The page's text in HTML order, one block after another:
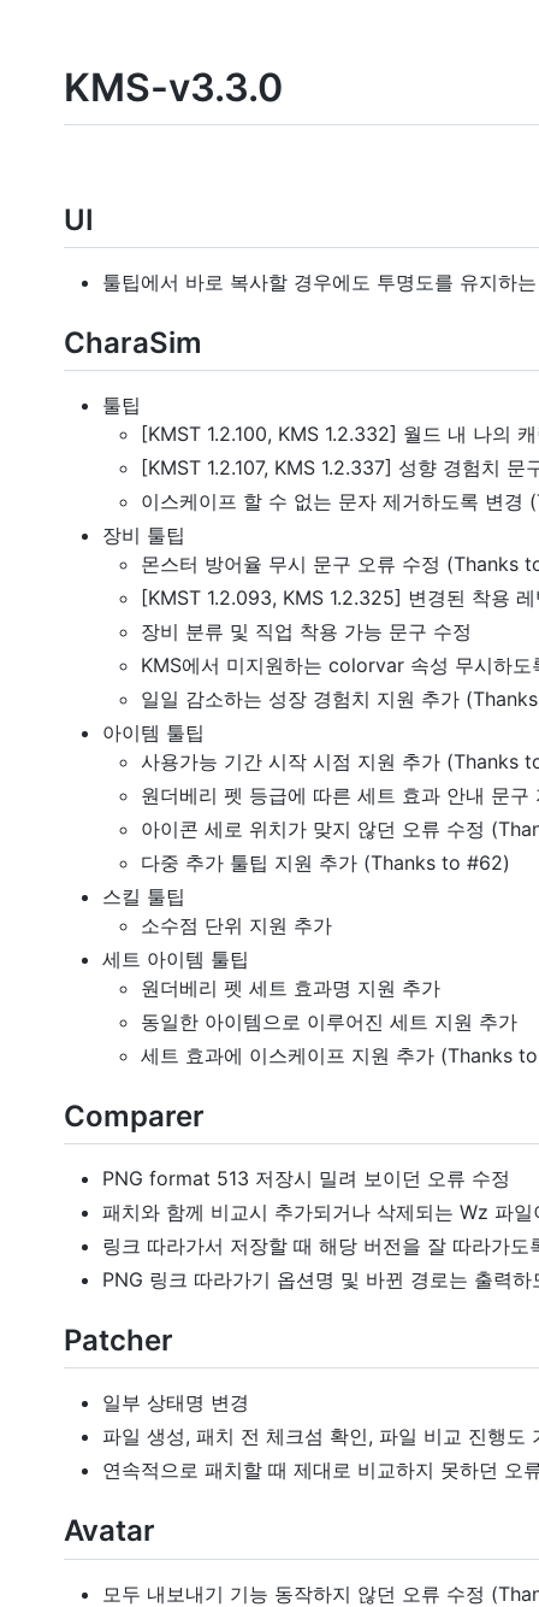
KMS-v3.3.0
UI
툴팁에서 바로 복사할 경우에도 투명도를 유지하
CharaSim
툴팁
[KMST 1.2.100, KMS 1.2.332] 월드 내 나의
[KMST 1.2.107, KMS 1.2.337] 성향 경험치 문
이스케이프 할 수 없는 문자 제거하도록 변경
장비 툴팁
몬스터 방어율 무시 문구 오류 수정 (Thanks
[KMST 1.2.093, KMS 1.2.325] 변경된 착용
장비 분류 및 직업 착용 가능 문구 수정
KMS에서 미지원하는 colorvar 속성 무시하도
일일 감소하는 성장 경험치 지원 추가
아이템 툴팁
사용가능 기간 시작 시점 지원 추가 (Thanks
원더베리 펫 등급에 따른 세트 효과 안내 문구
아이콘 세로 위치가 맞지 않던 오류 수정
다중 추가 툴팁 지원 추가 (Thanks to #62)
스킬 툴팁
소수점 단위 지원 추가
세트 아이템 툴팁
원더베리 펫 세트 효과명 지원 추가
동일한 아이템으로 이루어진 세트 지원 추가
세트 효과에 이스케이프 지원 추가 (Thanks
Comparer
PNG format 513 저장시 밀려 보이던 오류 수정
패치와 함께 비교시 추가되거나 삭제되는 Wz 파
링크 따라가서 저장할 때 해당 버전을 잘 따라가도
PNG 링크 따라가기 옵션명 및 바뀐 경로는 출력하
Patcher
일부 상태명 변경
파일 생성, 패치 전 체크섬 확인, 파일 비교 진행도
연속적으로 패치할 때 제대로 비교하지 못하던 오
Avatar
모두 내보내기 기능 동작하지 않던 오류 수정